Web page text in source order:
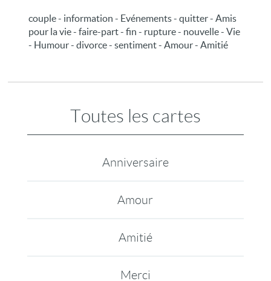
couple - information - Evénements - quitter - Amis
pour la vie - faire-part - fin - rupture - nouvelle - Vie
- Humour - divorce - sentiment - Amour - Amitié
Toutes les cartes
Anniversaire
Amour
Amitié
Merci